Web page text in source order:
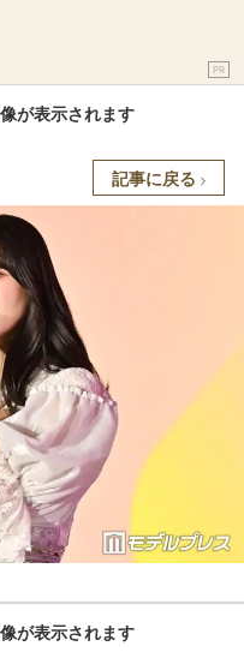
PR
が表示されます
記事に戻る
が表示されます